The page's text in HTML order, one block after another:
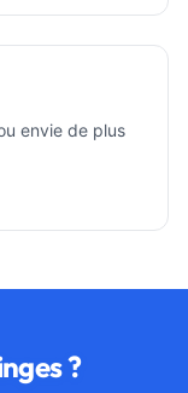
envie de plus
?